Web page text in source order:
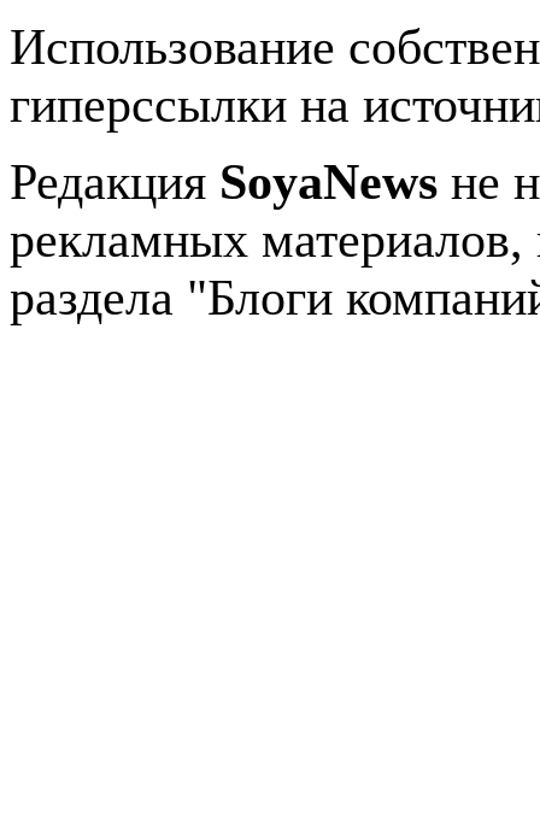
Использование
гиперссылки на
Редакция SoyaNews не
рекламных
раздела "Блоги